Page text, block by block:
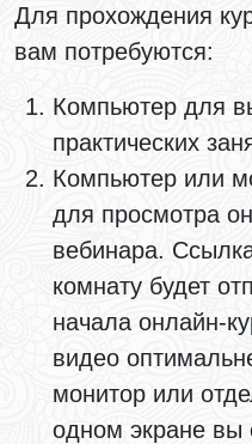
Для прохождения
вам потребуются:
Компьютер для
практических
Компьютер или
для просмотра
вебинара.
комнату будет
начала онлайн-
видео
монитор или
одном экране вы